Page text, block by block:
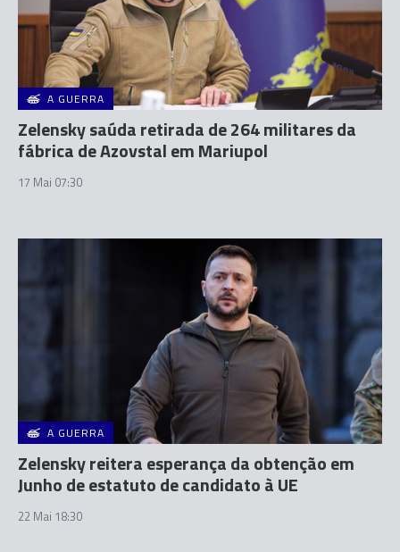
A GUERRA
Zelensky saúda retirada de 264 militares da
fábrica de Azovstal em Mariupol
17 Mai 07:30
A GUERRA
Zelensky reitera esperança da obtenção em
Junho de estatuto de candidato à UE
22 Mai 18:30